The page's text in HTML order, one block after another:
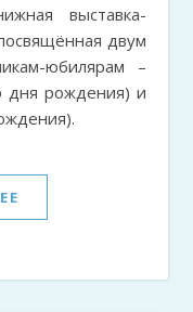
выставка-
двум
юбилярам –
дня рождения) и